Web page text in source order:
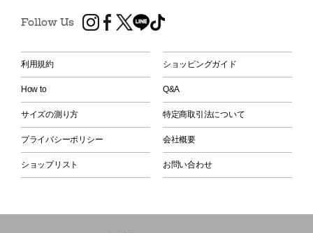
Follow Us
利用規約 ショッピングガイド
How to Q&A
サイズの測り方 特定商取引法について
プライバシーポリシー 会社概要
ショップリスト お問い合わせ